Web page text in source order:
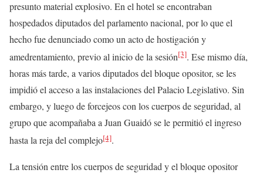
presunto material explosivo. En el hotel se encontraban
hospedados diputados del parlamento nacional, por lo que el
hecho fue denunciado como un acto de hostigación y
amedrentamiento, previo al inicio de la sesión[3]. Ese mismo día,
horas más tarde, a varios diputados del bloque opositor, se les
impidió el acceso a las instalaciones del Palacio Legislativo. Sin
embargo, y luego de forcejeos con los cuerpos de seguridad, al
grupo que acompañaba a Juan Guaidó se le permitió el ingreso
hasta la reja del complejo[4].
La tensión entre los cuerpos de seguridad y el bloque opositor